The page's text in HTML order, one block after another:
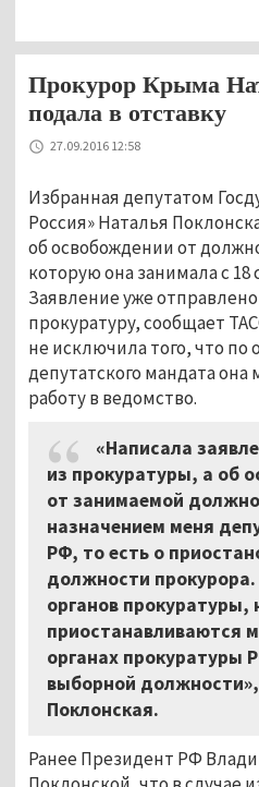
Прокурор Крыма
подала в отставку
27.09.2016 12:58
Избранная депутатом
Россия» Наталья
об освобождении от
которую она занимала с 18
Заявление уже
прокуратуру, сообщает
не исключила того, что по
депутатского мандата она
работу в ведомство.
«Написала
из прокуратуры, а об
от занимаемой
назначением меня
РФ, то есть о
должности прокурора.
органов прокуратуры,
приостанавливаются
органах прокуратуры
выборной
Поклонская.
Ранее Президент РФ